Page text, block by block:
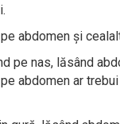
abdomen și
pe nas, lăsând
abdomen ar